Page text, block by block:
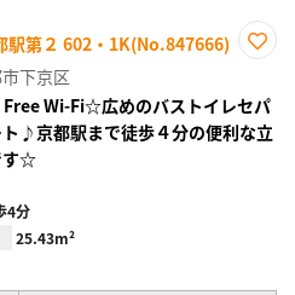
第２ 602・1K(No.847666)
り登
録
下京区
Free Wi-Fi☆広めのバストイレセパ
ト♪京都駅まで徒歩４分の便利な立
す☆
4分
25.43m²